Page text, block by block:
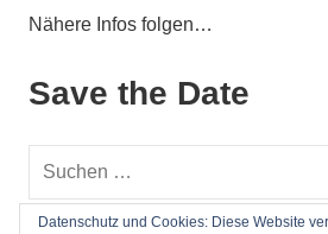
Nähere Infos folgen…
Save the Date
Suchen
Datenschutz und Cookies: Diese Website